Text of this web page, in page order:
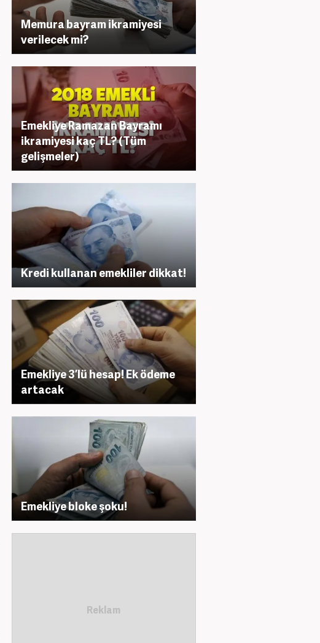
Memura bayram ikramiyesi
verilecek mi?
Emekliye Ramazan Bayramı
ikramiyesi kaç TL? (Tüm
gelişmeler)
Kredi kullanan emekliler dikkat!
Emekliye 3’lü hesap! Ek ödeme
artacak
Emekliye bloke şoku!